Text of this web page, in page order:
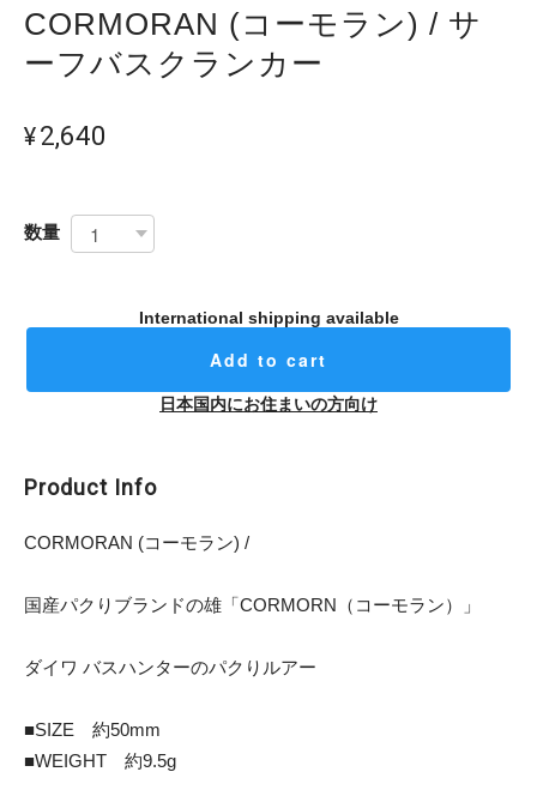
CORMORAN (コーモラン) / サ
ーフバスクランカー
¥2,640
数量
International shipping available
Add to cart
日本国内にお住まいの方向け
Product Info
CORMORAN (コーモラン) /
国産パクりブランドの雄「CORMORN（コーモラン）」
ダイワ バスハンターのパクりルアー
■SIZE 約50mm
■WEIGHT 約9.5g